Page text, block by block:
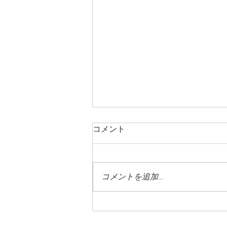
蓼科高原はすっかり夏の風情
コメント
コメントを追加…